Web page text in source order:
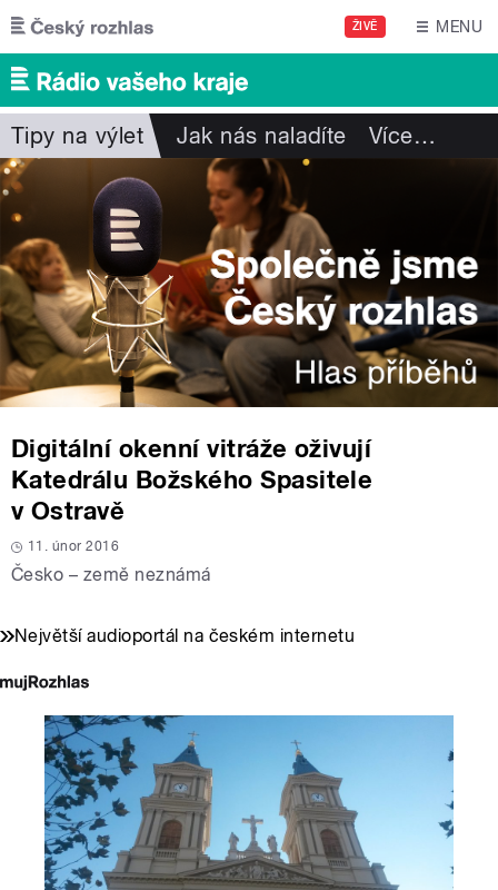
Přejít k hlavnímu obsahu
ŽIVĚ MENU
Tipy na výlet Jak nás naladíte Více…
Digitální okenní vitráže oživují
Katedrálu Božského Spasitele
v Ostravě
11. únor 2016
Česko – země neznámá
Největší audioportál na českém internetu